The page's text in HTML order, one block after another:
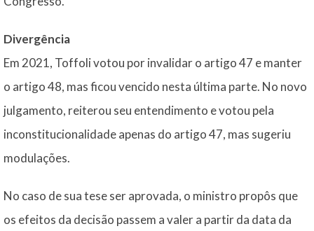
Divergência
Em 2021, Toffoli votou por invalidar o artigo 47 e manter
o artigo 48, mas ficou vencido nesta última parte. No novo
julgamento, reiterou seu entendimento e votou pela
inconstitucionalidade apenas do artigo 47, mas sugeriu
modulações.
No caso de sua tese ser aprovada, o ministro propôs que
os efeitos da decisão passem a valer a partir da data da